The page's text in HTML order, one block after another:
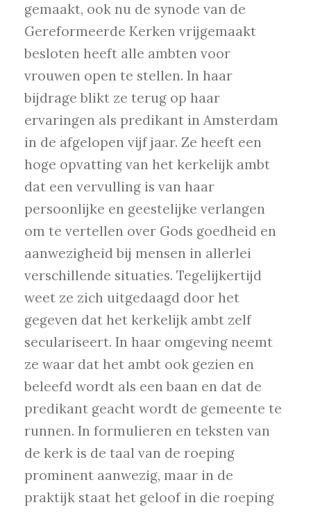
gemaakt, ook nu de synode van de
Gereformeerde Kerken vrijgemaakt
besloten heeft alle ambten voor
vrouwen open te stellen. In haar
bijdrage blikt ze terug op haar
ervaringen als predikant in Amsterdam
in de afgelopen vijf jaar. Ze heeft een
hoge opvatting van het kerkelijk ambt
dat een vervulling is van haar
persoonlijke en geestelijke verlangen
om te vertellen over Gods goedheid en
aanwezigheid bij mensen in allerlei
verschillende situaties. Tegelijkertijd
weet ze zich uitgedaagd door het
gegeven dat het kerkelijk ambt zelf
seculariseert. In haar omgeving neemt
ze waar dat het ambt ook gezien en
beleefd wordt als een baan en dat de
predikant geacht wordt de gemeente te
runnen. In formulieren en teksten van
de kerk is de taal van de roeping
prominent aanwezig, maar in de
praktijk staat het geloof in die roeping